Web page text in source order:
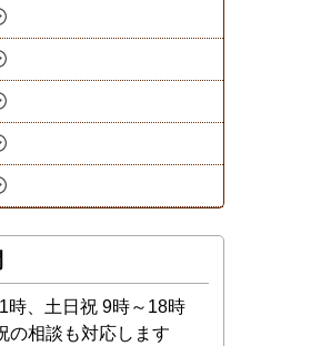
時、土日祝 9時～18時
の相談も対応します